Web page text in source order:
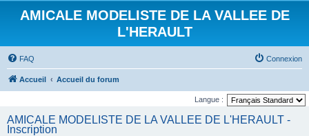
AMICALE MODELISTE DE LA VALLEE DE
L'HERAULT
FAQ Connexion
Accueil Accueil du forum
Langue :
AMICALE MODELISTE DE LA VALLEE DE L'HERAULT -
Inscription